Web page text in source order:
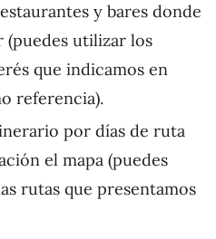
y bares donde
(puedes utilizar los
que indicamos en
referencia).
por días de ruta
el mapa (puedes
rutas que presentamos